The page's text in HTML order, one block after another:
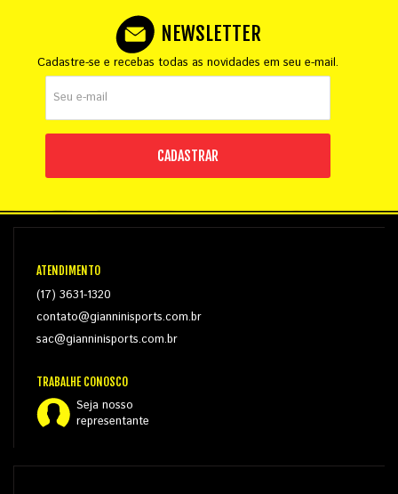
NEWSLETTER
Cadastre-se e recebas todas as novidades em seu e-mail.
CADASTRAR
ATENDIMENTO
(17) 3631-1320
contato@gianninisports.com.br
sac@gianninisports.com.br
TRABALHE CONOSCO
Seja nosso
representante